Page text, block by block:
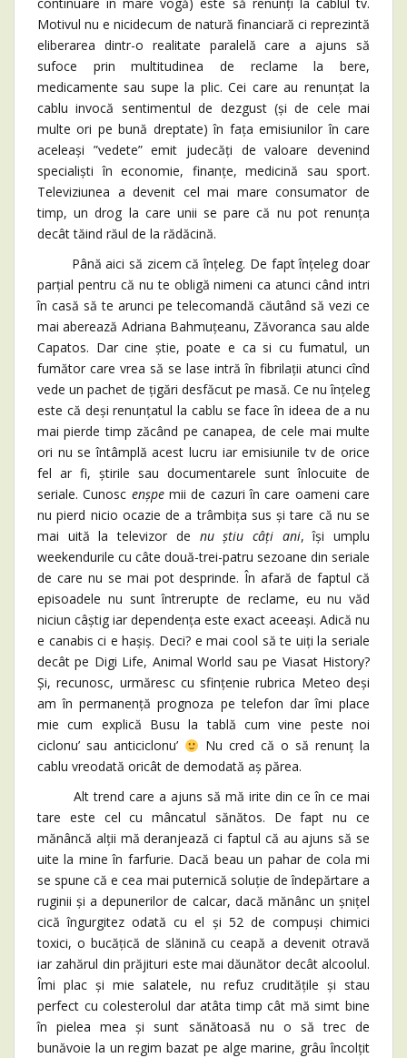
Motivul nu e nicidecum de natură financiară ci reprezintă
eliberarea dintr-o realitate paralelă care a ajuns să
sufoce prin multitudinea de reclame la bere,
medicamente sau supe la plic. Cei care au renunțat la
cablu invocă sentimentul de dezgust (și de cele mai
multe ori pe bună dreptate) în fața emisiunilor în care
aceleași ”vedete” emit judecăți de valoare devenind
specialiști în economie, finanțe, medicină sau sport.
Televiziunea a devenit cel mai mare consumator de
timp, un drog la care unii se pare că nu pot renunța
decât tăind răul de la rădăcină.
Până aici să zicem că înțeleg. De fapt înțeleg doar
parțial pentru că nu te obligă nimeni ca atunci când intri
în casă să te arunci pe telecomandă căutând să vezi ce
mai aberează Adriana Bahmuțeanu, Zăvoranca sau alde
Capatos. Dar cine știe, poate e ca si cu fumatul, un
fumător care vrea să se lase intră în fibrilații atunci cînd
vede un pachet de țigări desfăcut pe masă. Ce nu înțeleg
este că deși renunțatul la cablu se face în ideea de a nu
mai pierde timp zăcând pe canapea, de cele mai multe
ori nu se întâmplă acest lucru iar emisiunile tv de orice
fel ar fi, știrile sau documentarele sunt înlocuite de
seriale. Cunosc enșpemii de cazuri în care oameni care
nu pierd nicio ocazie de a trâmbița sus și tare că nu se
mai uită la televizor de nu știu câți ani, își umplu
weekendurile cu câte două-trei-patru sezoane din seriale
de care nu se mai pot desprinde. În afară de faptul că
episoadele nu sunt întrerupte de reclame, eu nu văd
niciun câștig iar dependența este exact aceeași. Adică nu
e canabis ci e hașiș. Deci? e mai cool să te uiți la seriale
decât pe Digi Life, Animal World sau pe Viasat History?
Și, recunosc, urmăresc cu sfințenie rubrica Meteo deși
am în permanență prognoza pe telefon dar îmi place
mie cum explică Busu la tablă cum vine peste noi
ciclonu’ sau anticiclonu’
Nu cred că o să renunț la
cablu vreodată oricât de demodată aș părea.
Alt trend care a ajuns să mă irite din ce în ce mai
tare este cel cu mâncatul sănătos. De fapt nu ce
mănâncă alții mă deranjează ci faptul că au ajuns să se
uite la mine în farfurie. Dacă beau un pahar de cola mi
se spune că e cea mai puternică soluție de îndepărtare a
ruginii și a depunerilor de calcar, dacă mănânc un șnițel
cică îngurgitez odată cu el și 52 de compuși chimici
toxici, o bucățică de slănină cu ceapă a devenit otravă
iar zahărul din prăjituri este mai dăunător decât alcoolul.
Îmi plac și mie salatele, nu refuz cruditățile și stau
perfect cu colesterolul dar atâta timp cât mă simt bine
în pielea mea și sunt sănătoasă nu o să trec de
bunăvoie la un regim bazat pe alge marine, grâu încolțit